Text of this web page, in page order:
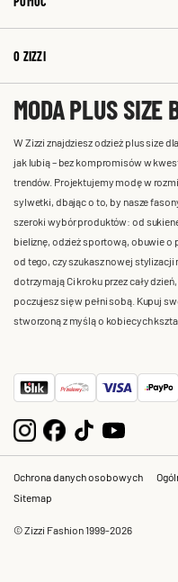
O ZIZZI
MODA PLUS SIZE
W Zizzi znajdziesz odzież plus size
jak lubią – bez kompromisów w
trendów. Projektujemy modę w
sylwetki, dbając o to, by nasze
szeroki wybór produktów: od
bieliznę, odzież sportową, obuwie o
od tego, czy szukasz nowej stylizacji
dotrzymają Ci kroku przez cały
poczujesz się w pełni sobą. Kupuj
stworzoną z myślą o kobiecych
Ochrona danych osobowych
Sitemap
© Zizzi Fashion 1999-2026